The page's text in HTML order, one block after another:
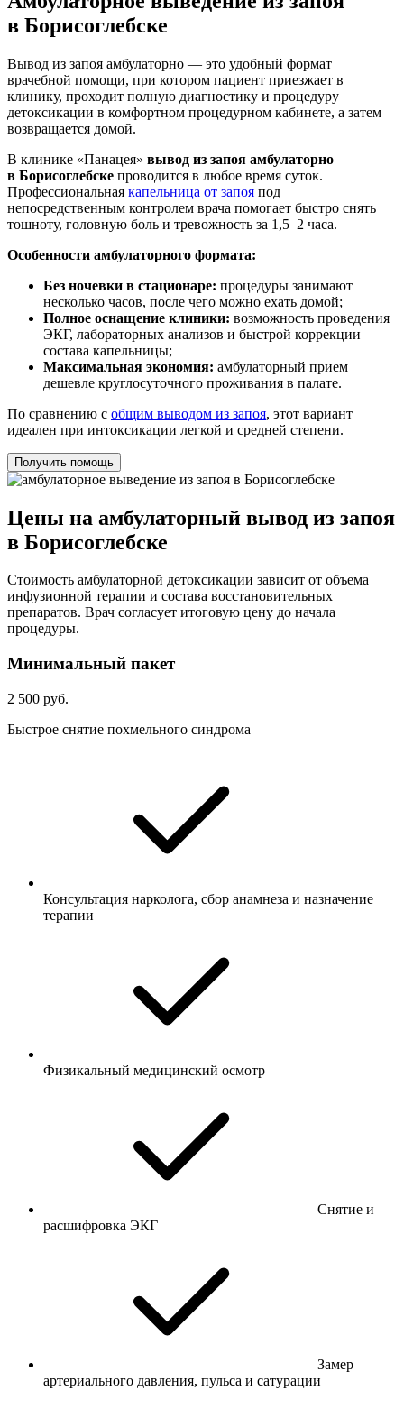
в Борисоглебске
Вывод из запоя амбулаторно — это удобный формат
врачебной помощи, при котором пациент приезжает в
клинику, проходит полную диагностику и процедуру
детоксикации в комфортном процедурном кабинете, а затем
возвращается домой.
В клинике «Панацея» вывод из запоя амбулаторно
в Борисоглебске проводится в любое время суток.
Профессиональная капельница от запоя под
непосредственным контролем врача помогает быстро снять
тошноту, головную боль и тревожность за 1,5–2 часа.
Особенности амбулаторного формата:
Без ночевки в стационаре: процедуры занимают
несколько часов, после чего можно ехать домой;
Полное оснащение клиники: возможность проведения
ЭКГ, лабораторных анализов и быстрой коррекции
состава капельницы;
Максимальная экономия: амбулаторный прием
дешевле круглосуточного проживания в палате.
По сравнению с общим выводом из запоя, этот вариант
идеален при интоксикации легкой и средней степени.
Получить помощь
Цены на амбулаторный вывод из запоя
в Борисоглебске
Стоимость амбулаторной детоксикации зависит от объема
инфузионной терапии и состава восстановительных
препаратов. Врач согласует итоговую цену до начала
процедуры.
Минимальный пакет
2 500 руб.
Быстрое снятие похмельного синдрома
Консультация нарколога, сбор анамнеза и назначение
терапии
Физикальный медицинский осмотр
Снятие и
расшифровка ЭКГ
Замер
артериального давления, пульса и сатурации